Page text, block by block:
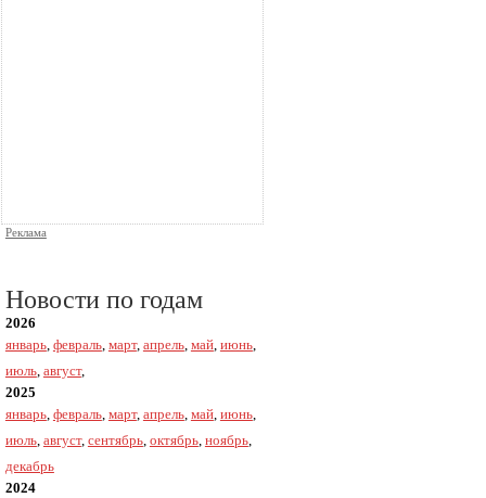
Реклама
Новости по годам
2026
январь, февраль, март, апрель, май, июнь,
июль, август,
2025
январь, февраль, март, апрель, май, июнь,
июль, август, сентябрь, октябрь, ноябрь,
декабрь
2024